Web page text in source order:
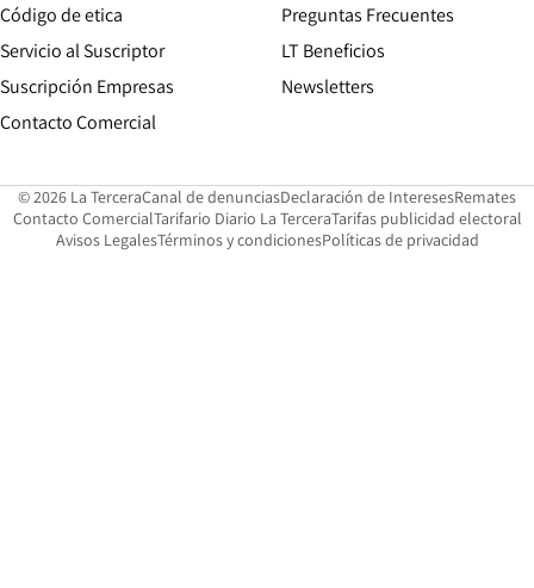
Código de etica Opens in new window
Servicio al Suscriptor
Suscripción Empresas
Contacto ComercialOpens in new window
Preguntas Frecuentes
LT Beneficios
Newsletters
© 2026 La TerceraCanal de denunciasOpens in new window
Declaración de InteresesOpens in
Remates
Contacto ComercialOpens in new window
Tarifario Diario La TerceraOpens in new window
Tarifas publicidad electoral
Avisos LegalesOpens in new window
Términos y condicionesPolíticas de privacidad